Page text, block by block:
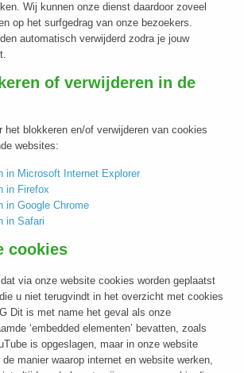
Wij kunnen onze dienst daardoor zoveel
op het surfgedrag van onze bezoekers.
automatisch verwijderd zodra je jouw
of verwijderen in de
het blokkeren en/of verwijderen van cookies
websites:
in Microsoft Internet Explorer
in Firefox
in Google Chrome
in Safari
cookies
via onze website cookies worden geplaatst
u niet terugvindt in het overzicht met cookies
Dit is met name het geval als onze
‘embedded elementen’ bevatten, zoals
is opgeslagen, maar in onze website
manier waarop internet en website werken,